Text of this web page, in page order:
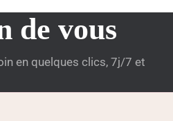
de vous
en quelques clics, 7j/7 et